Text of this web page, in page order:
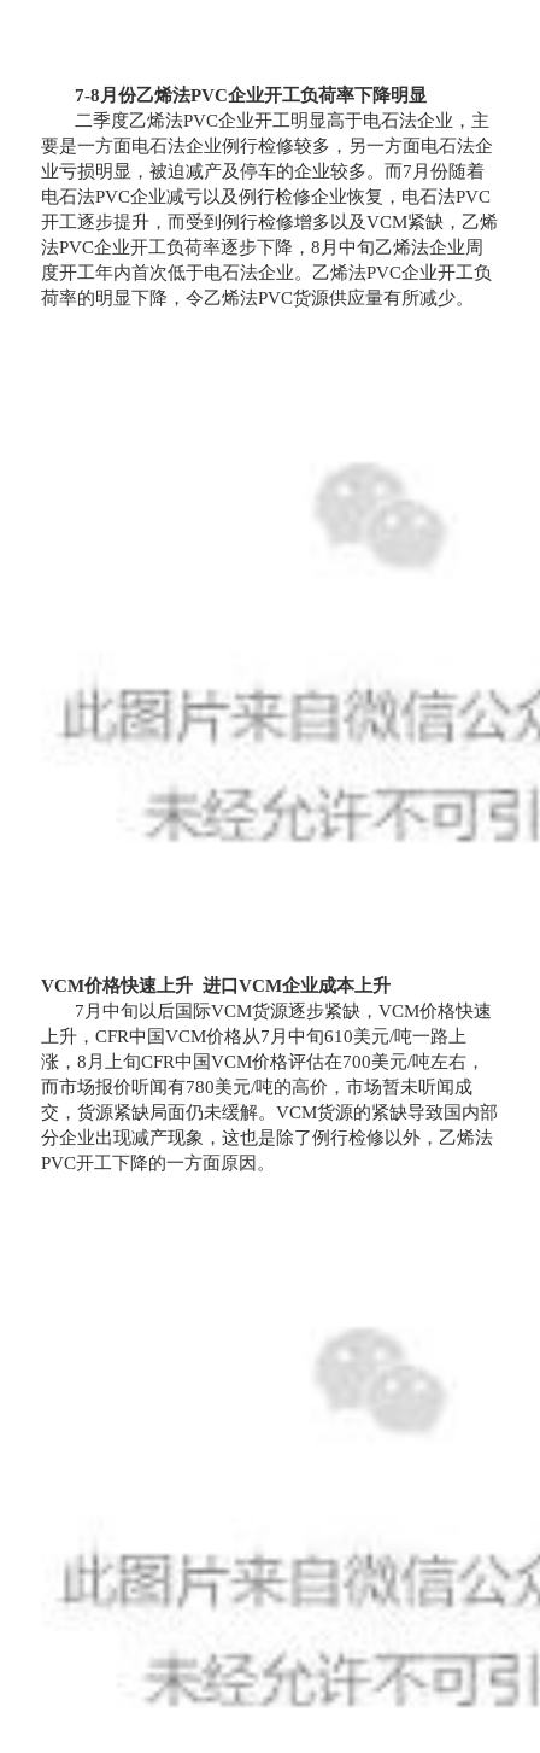
7-8月份乙烯法PVC企业开工负荷率下降明显
二季度乙烯法PVC企业开工明显高于电石法企业，主
要是一方面电石法企业例行检修较多，另一方面电石法企
业亏损明显，被迫减产及停车的企业较多。而7月份随着
电石法PVC企业减亏以及例行检修企业恢复，电石法PVC
开工逐步提升，而受到例行检修增多以及VCM紧缺，乙烯
法PVC企业开工负荷率逐步下降，8月中旬乙烯法企业周
度开工年内首次低于电石法企业。乙烯法PVC企业开工负
荷率的明显下降，令乙烯法PVC货源供应量有所减少。
VCM价格快速上升 进口VCM企业成本上升
7月中旬以后国际VCM货源逐步紧缺，VCM价格快速
上升，CFR中国VCM价格从7月中旬610美元/吨一路上
涨，8月上旬CFR中国VCM价格评估在700美元/吨左右，
而市场报价听闻有780美元/吨的高价，市场暂未听闻成
交，货源紧缺局面仍未缓解。VCM货源的紧缺导致国内部
分企业出现减产现象，这也是除了例行检修以外，乙烯法
PVC开工下降的一方面原因。